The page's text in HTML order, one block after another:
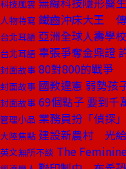
科技風雲
人物特寫 鐵齒沖床大王
台北耳語 亞洲全球人壽學
台北耳語 辜張爭奪金鼎證
封面故事 80對800的戰爭
封面故事 國教違憲 弱勢孩
封面故事 69個點子 要到千
管理小品 業務員扮「偵探
大陸焦點 建設新農村 光
英文無所不談 The